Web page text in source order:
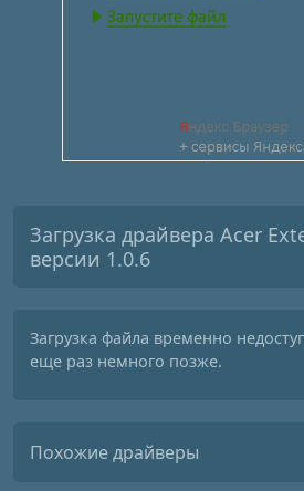
Загрузка драйвера Acer
версии 1.0.6
Загрузка файла временно
еще раз немного позже.
Похожие драйверы